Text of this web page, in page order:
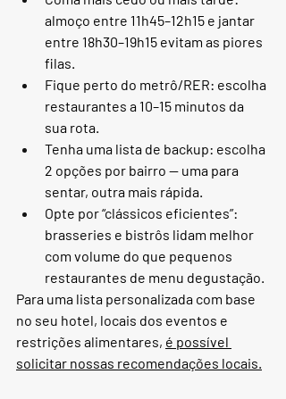
almoço entre 11h45–12h15 e jantar
entre 18h30–19h15 evitam as piores
filas.
Fique perto do metrô/RER: escolha
restaurantes a 10–15 minutos da
sua rota.
Tenha uma lista de backup: escolha
2 opções por bairro — uma para
sentar, outra mais rápida.
Opte por “clássicos eficientes”:
brasseries e bistrôs lidam melhor
com volume do que pequenos
restaurantes de menu degustação.
Para uma lista personalizada com base
no seu hotel, locais dos eventos e
restrições alimentares, é possível
solicitar nossas recomendações locais.